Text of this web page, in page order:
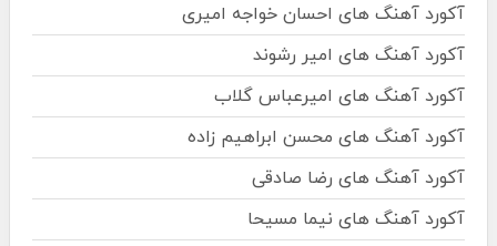
آکورد آهنگ های احسان خواجه امیری
آکورد آهنگ های امیر رشوند
آکورد آهنگ های امیرعباس گلاب
آکورد آهنگ های محسن ابراهیم زاده
آکورد آهنگ های رضا صادقی
آکورد آهنگ های نیما مسیحا